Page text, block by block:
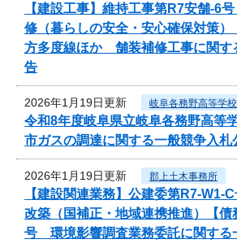
【建設工事】維持工事第R7安舗-6
修（暮らしの安全・安心確保対策）
方多度線ほか 舗装補修工事に関す
告
2026年1月19日更新 岐阜各務野高等学校
令和8年度岐阜県立岐阜各務野高等
市ガスの調達に関する一般競争入札
2026年1月19日更新 郡上土木事務所
【建設関連業務】公建委第R7-W1-
改築（国補正・地域連携推進）【債
号 環境影響調査業務委託に関する